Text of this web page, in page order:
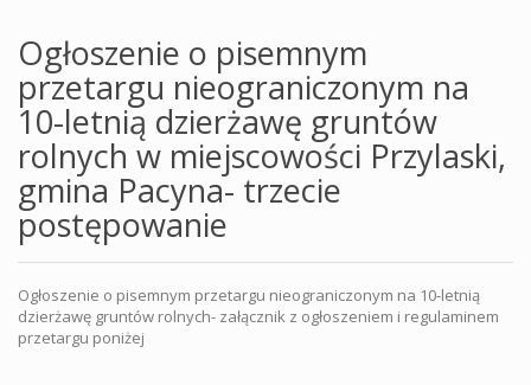
Ogłoszenie o pisemnym
przetargu nieograniczonym na
10-letnią dzierżawę gruntów
rolnych w miejscowości Przylaski,
gmina Pacyna- trzecie
postępowanie
Ogłoszenie o pisemnym przetargu nieograniczonym na 10-letnią
dzierżawę gruntów rolnych- załącznik z ogłoszeniem i regulaminem
przetargu poniżej